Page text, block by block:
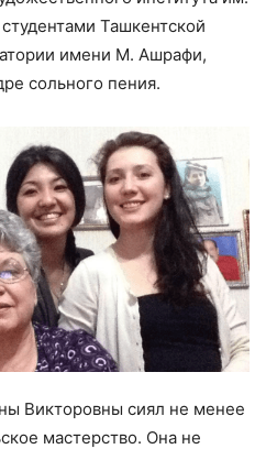
Ташкентской
имени М. Ашрафи,
сольного пения.
Викторовны сиял не менее
мастерство. Она не